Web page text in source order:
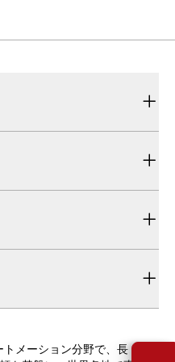
メーション分野で、長